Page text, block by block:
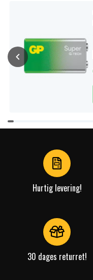
Item
1
Hurtig levering!
30 dages returret!